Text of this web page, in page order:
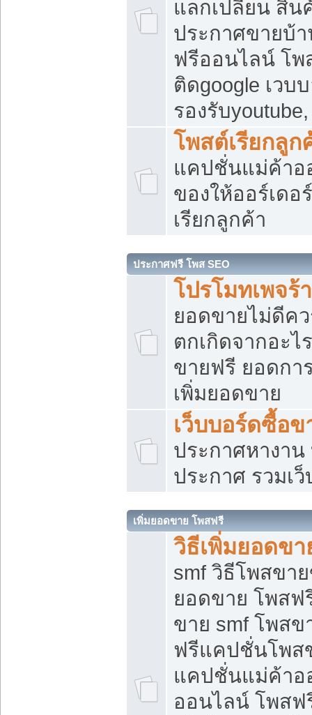
แลกเปลี่ยน สิน
ประกาศขายบ้
ฟรีออนไลน์ โพ
ติดgoogle เวบ
รองรับ
โพสต์เรียกลูก
แคปชั่นแม่ค้าอ
ของให้ออร์เดอ
เรียกลูกค้า
ประกาศฟรี โพส SEO
โปรโมทเพจร้
ยอดขายไม่ดีค
ตกเกิดจากอะไ
ขายฟรี ยอดกา
เพิ่มยอดขาย
เว็บบอร์ดซื้อข
ประกาศหางาน
ประกาศ รวมเ
เพิ่มยอดขาย โพสฟรี
วิธีเพิ่มยอดข
smf วิธีโพสขา
ยอดขาย โพสฟ
ขาย smf โพส
ฟรีแคปชั่นโพส
แคปชั่นแม่ค้า
ออนไลน์ โพสฟ